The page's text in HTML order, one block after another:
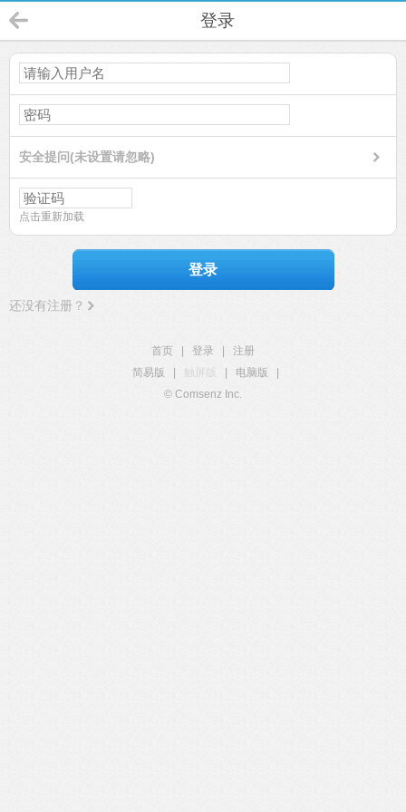
登录
安全提问(未设置请忽略)
点击重新加载
登录
还没有注册？
首页 登录
注册
简易版
触屏版 电脑版
© Comsenz Inc.